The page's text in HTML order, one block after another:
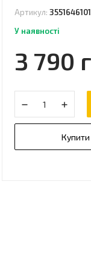
Артикул:
У наявності
3 790
Купити